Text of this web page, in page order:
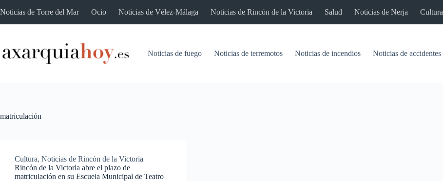
al
Noticias de Torre del Mar Ocio Noticias de Vélez-Málaga Noticias de Rincón de la Victoria Salud Noticias de Nerja Cultura
Noticias de fuego Noticias de terremotos Noticias de incendios Noticias de accidentes
matriculación
Cultura, Noticias de Rincón de la Victoria
Rincón de la Victoria abre el plazo de
matriculación en su Escuela Municipal de Teatro